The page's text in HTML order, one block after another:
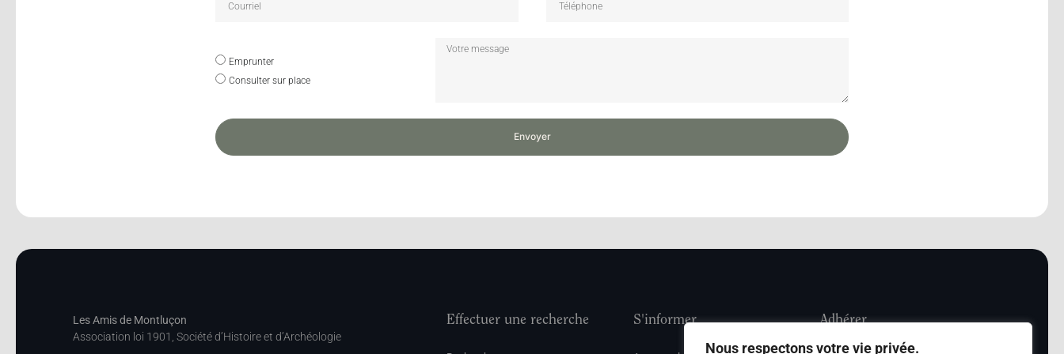
Nous respectons votre vie privée.
Emprunter
Consulter sur place
Envoyer
Les Amis de Montluçon
Association loi 1901, Société d’Histoire et d’Archéologie
Effectuer une recherche S'informer Adhérer